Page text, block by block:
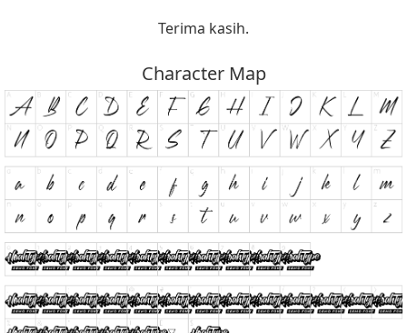
Terima kasih.
Character Map